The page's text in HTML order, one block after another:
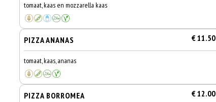
tomaat, kaas en mozzarella kaas
PIZZA ANANAS € 11.50
tomaat, kaas, ananas
PIZZA BORROMEA € 12.00